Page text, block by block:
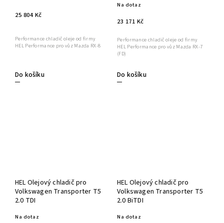
25 804 Kč
Do košíku
Performance chladič oleje od firmy
HEL Performance pro vůz Mazda RX-8
Na dotaz
23 171 Kč
Do košíku
Performance chladič oleje od firmy
HEL Performance pro vůz Mazda RX-7
(FD)
HEL Olejový chladič pro
Volkswagen Transporter T5
2.0 TDI
Na dotaz
HEL Olejový chladič pro
Volkswagen Transporter T5
2.0 BiTDI
Na dotaz